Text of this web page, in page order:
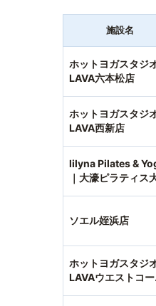
施設名
ホットヨガスタジ
LAVA六本松店
ホットヨガスタジ
LAVA西新店
lilyna Pilates &
｜大濠ピラティス
ソエル姪浜店
ホットヨガスタジ
LAVAウエストコー